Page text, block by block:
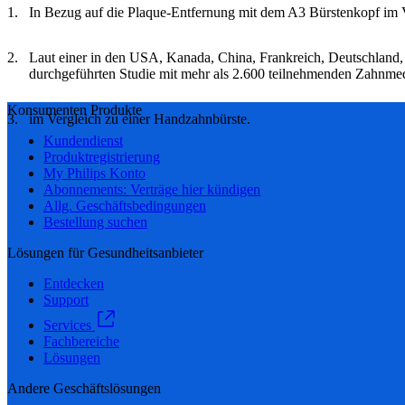
In Bezug auf die Plaque-Entfernung mit dem A3 Bürstenkopf im
Laut einer in den USA, Kanada, China, Frankreich,
durchgeführten Studie mit mehr als 2.600 teilnehmenden
im Vergleich zu einer Handzahnbürste.
Konsumenten Produkte
Kundendienst
Produktregistrierung
My Philips Konto
Abonnements: Verträge hier kündigen
Allg. Geschäftsbedingungen
Bestellung suchen
Lösungen für Gesundheitsanbieter
Entdecken
Support
Services
Fachbereiche
Lösungen
Andere Geschäftslösungen